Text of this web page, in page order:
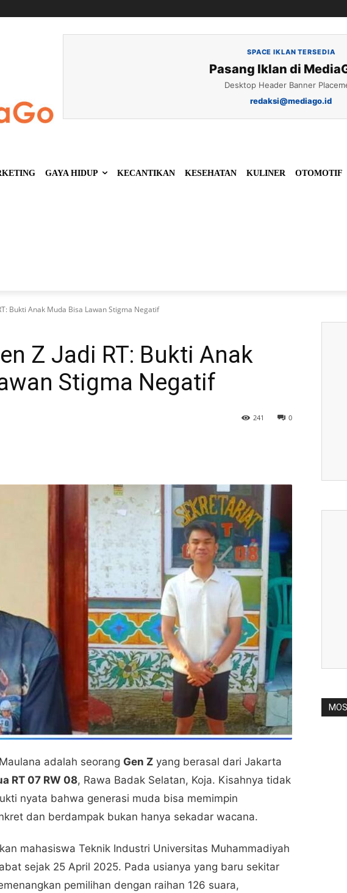
SPACE IKLAN TERSEDIA
Pasang Iklan di
Desktop Header Banner
redaksi@mediago.id
GAYA HIDUP KECANTIKAN KESEHATAN KULINER OTOMOTIF
Bukti Anak Muda Bisa Lawan Stigma Negatif
Z Jadi RT: Bukti Anak
Stigma Negatif
0
241
adalah seorang Gen Z yang berasal dari Jakarta
RT 07 RW 08, Rawa Badak Selatan, Koja. Kisahnya tidak
nyata bahwa generasi muda bisa memimpin
dan berdampak bukan hanya sekadar wacana.
mahasiswa Teknik Industri Universitas Muhammadiyah
sejak 25 April 2025. Pada usianya yang baru sekitar
pemilihan dengan raihan 126 suara,